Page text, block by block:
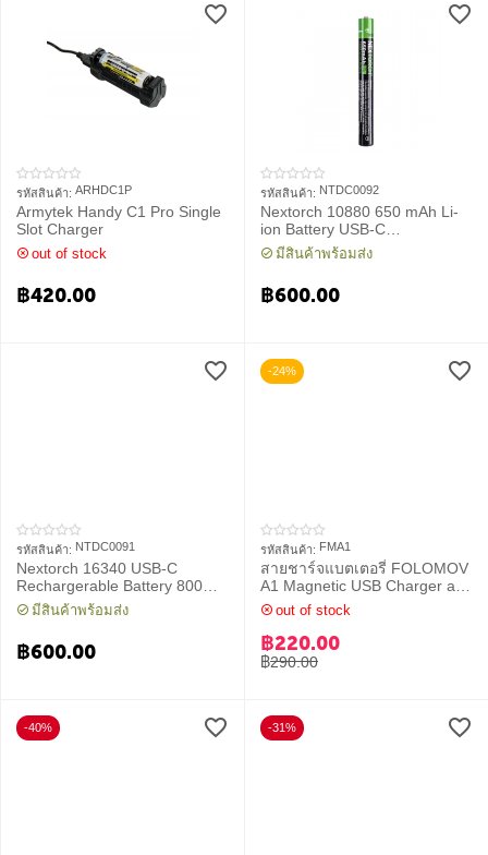
รหัสสินค้า: ARHDC1P
Armytek Handy C1 Pro Single
Slot Charger
out of stock
฿420.00
รหัสสินค้า: NTDC0092
Nextorch 10880 650 mAh Li-
ion Battery USB-C
Rechargeable
มีสินค้าพร้อมส่ง
฿600.00
รหัสสินค้า: NTDC0091
Nextorch 16340 USB-C
Rechargerable Battery 800
mAh 3.6V (RCR123A)
มีสินค้าพร้อมส่ง
฿600.00
-24%
รหัสสินค้า: FMA1
สายชาร์จแบตเตอรี่ FOLOMOV
A1 Magnetic USB Charger and
Discharge
out of stock
฿290.00
฿220.00
-40% -31%